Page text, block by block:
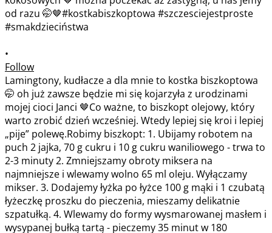
•
Follow
Lamingtony, kudłacze a dla mnie to kostka biszkoptowa
🤭 oh już zawsze będzie mi się kojarzyła z urodzinami
mojej cioci Janci 🤎Co ważne, to biszkopt olejowy, który
warto zrobić dzień wcześniej. Wtedy lepiej się kroi i lepiej
„pije” polewę.Robimy biszkopt: 1. Ubijamy robotem na
puch 2 jajka, 70 g cukru i 10 g cukru waniliowego - trwa to
2-3 minuty 2. Zmniejszamy obroty miksera na
najmniejsze i wlewamy wolno 65 ml oleju. Wyłączamy
mikser. 3. Dodajemy łyżka po łyżce 100 g mąki i 1 czubatą
łyżeczkę proszku do pieczenia, mieszamy delikatnie
szpatułką. 4. Wlewamy do formy wysmarowanej masłem i
wysypanej bułką tartą - pieczemy 35 minut w 180